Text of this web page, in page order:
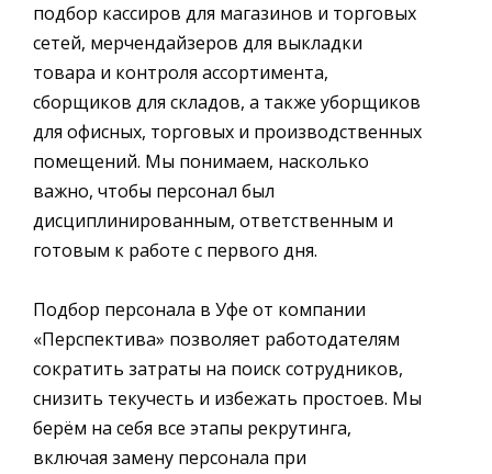
подбор кассиров для магазинов и торговых
сетей, мерчендайзеров для выкладки
товара и контроля ассортимента,
сборщиков для складов, а также уборщиков
для офисных, торговых и производственных
помещений. Мы понимаем, насколько
важно, чтобы персонал был
дисциплинированным, ответственным и
готовым к работе с первого дня.
Подбор персонала в Уфе от компании
«Перспектива» позволяет работодателям
сократить затраты на поиск сотрудников,
снизить текучесть и избежать простоев. Мы
берём на себя все этапы рекрутинга,
включая замену персонала при